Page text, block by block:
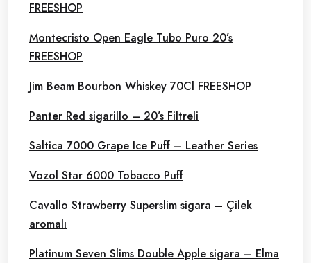
FREESHOP
Montecristo Open Eagle Tubo Puro 20’s
FREESHOP
Jim Beam Bourbon Whiskey 70Cl FREESHOP
Panter Red sigarillo – 20’s Filtreli
Saltica 7000 Grape Ice Puff – Leather Series
Vozol Star 6000 Tobacco Puff
Cavallo Strawberry Superslim sigara – Çilek
aromalı
Platinum Seven Slims Double Apple sigara – Elma